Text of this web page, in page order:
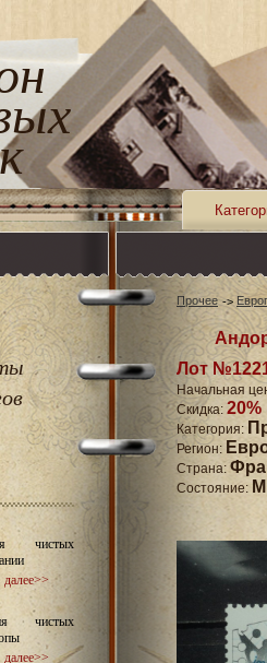
чистых
далее>>
чистых
далее>>
Прочее
Лот
Начальная
Скидка: 20%
Категория:
Регион:
Страна:
Состояние: